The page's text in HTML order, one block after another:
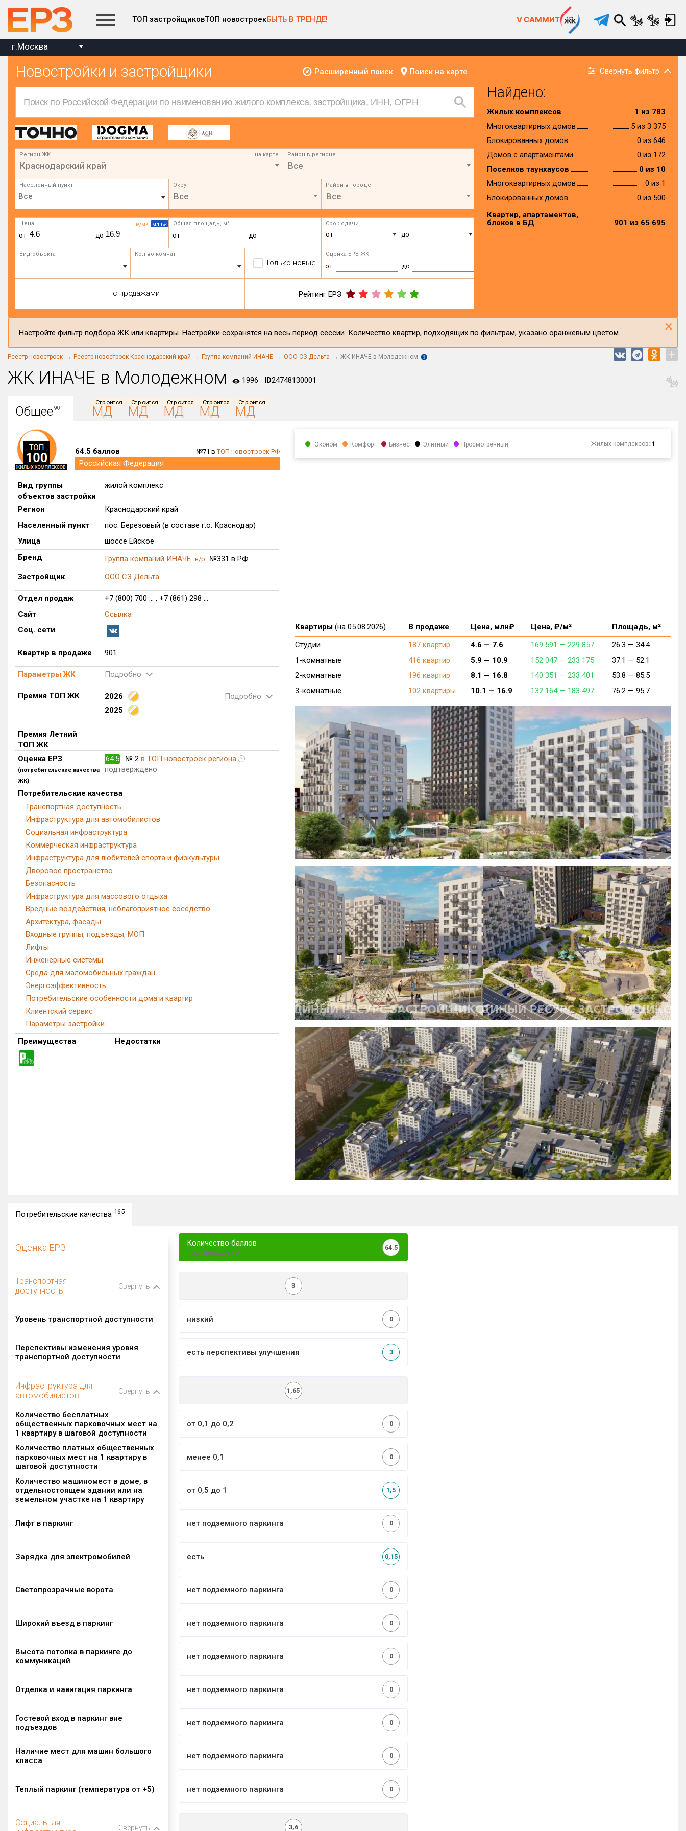
ТОП застройщиковТОП новостроекБЫТЬ В ТРЕНДЕ! V САММИТ
г.Москва
Новостройки и застройщики Расширенный поиск Поиск на карте Свернуть фильтр
Регион ЖК на карте
Краснодарский край
Район в регионе
Все
Населённый пункт Округ
Все
Район в городе
Все
₽/м² млн ₽
Цена
от до
Общая площадь, м²
от до
Срок сдачи
от до
Вид объекта Кол-во комнат
Только новые
Оценка ЕРЗ ЖК
от до
с продажами Рейтинг ЕРЗ
Найдено:
Жилых комплексов
1 из 783
Многоквартирных домов
5 из 3 375
Блокированных домов
0 из 646
Домов с апартаментами
0 из 172
Поселков таунхаусов
0 из 10
Многоквартирных домов
0 из 1
Блокированных домов
0 из 500
Квартир, апартаментов,
блоков в БД
901 из 65 695
Настройте фильтр подбора ЖК или квартиры. Настройки сохранятся на весь период сессии. Количество квартир, подходящих по фильтрам, указано оранжевым цветом. ×
Реестр новостроек Реестр новостроек Краснодарский край Группа компаний ИНАЧЕ ООО СЗ Дельта ЖК ИНАЧЕ в Молодежном +
ЖК ИНАЧЕ в Молодежном 1996 ID24748130001
Общее901
Строится
МД
Строится
МД
Строится
МД
Строится
МД
Строится
МД
64.5 баллов №71 вТОП новостроек РФ
Российская Федерация
Вид группы
объектов застройки
жилой комплекс
Регион
Краснодарский край
Населенный пункт
пос. Березовый (в составе г.о. Краснодар)
Улица
шоссе Ейское
Бренд
Группа компаний ИНАЧЕ н/р
№331 в РФ
Застройщик
ООО СЗ Дельта
Отдел продаж
+7 (800) 700 ... , +7 (861) 298 ...
Сайт
Ссылка
Соц. сети
Квартир в продаже 901
Параметры ЖК Подробно
Премия ТОП ЖК 2026
Подробно
2025
Премия Летний
ТОП ЖК
Оценка ЕРЗ
(потребительские качества
ЖК)
64.5 № 2 в ТОП новостроек региона ?
подтверждено
Потребительские качества
Транспортная доступность
Инфраструктура для автомобилистов
Социальная инфраструктура
Коммерческая инфраструктура
Инфраструктура для любителей спорта и физкультуры
Дворовое пространство
Безопасность
Инфраструктура для массового отдыха
Вредные воздействия, неблагоприятное соседство
Архитектура, фасады
Входные группы, подъезды, МОП
Лифты
Инженерные системы
Среда для маломобильных граждан
Энергоэффективность
Потребительские особенности дома и квартир
Клиентский сервис
Параметры застройки
Преимущества
Недостатки
Эконом Комфорт Бизнес Элитный Просмотренный Жилых комплексов: 1
Квартиры (на 05.08.2026) В продаже Цена, млн₽ Цена, ₽/м²
Площадь, м²
Студии
187 квартир 4.6 — 7.6 169 591 — 229 857 26.3 — 34.4
1-комнатные
416 квартир 5.9 — 10.9 152 047 — 233 175 37.1 — 52.1
2-комнатные
196 квартир 8.1 — 16.8 140 351 — 233 401 53.8 — 85.5
3-комнатные
102 квартиры 10.1 — 16.9 132 164 — 183 497 76.2 — 95.7
Потребительские качества 165
Оценка ЕРЗ
Количество баллов
подтверждено
64.5
Транспортная
доступность
Свернуть 3
Уровень транспортной доступности низкий 0
Перспективы изменения уровня
транспортной доступности
есть перспективы улучшения 3
Инфраструктура для
автомобилистов
Свернуть 1,65
Количество бесплатных
общественных парковочных мест на
1 квартиру в шаговой доступности
от 0,1 до 0,2 0
Количество платных общественных
парковочных мест на 1 квартиру в
шаговой доступности
менее 0,1 0
Количество машиномест в доме, в
отдельностоящем здании или на
земельном участке на 1 квартиру
от 0,5 до 1 1,5
Лифт в паркинг нет подземного паркинга 0
Зарядка для электромобилей есть 0,15
Светопрозрачные ворота нет подземного паркинга 0
Широкий въезд в паркинг нет подземного паркинга 0
Высота потолка в паркинге до
коммуникаций
нет подземного паркинга 0
Отделка и навигация паркинга нет подземного паркинга 0
Гостевой вход в паркинг вне
подъездов
нет подземного паркинга 0
Наличие мест для машин большого
класса
нет подземного паркинга 0
Теплый паркинг (температура от +5) нет подземного паркинга 0
Социальная
Свернуть 3,6